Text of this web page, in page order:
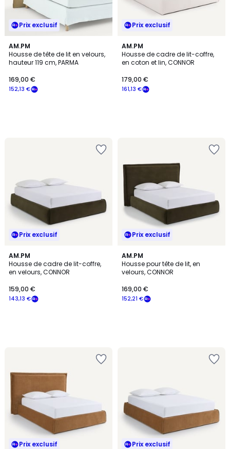
Prix exclusif
AM.PM
Housse de tête de lit en velours,
hauteur 119 cm, PARMA
152,13 €
169,00 €
Prix exclusif
AM.PM
Housse de cadre de lit-coffre,
en coton et lin, CONNOR
161,13 €
179,00 €
Prix exclusif
AM.PM
Housse de cadre de lit-coffre,
en velours, CONNOR
143,13 €
159,00 €
Prix exclusif
AM.PM
Housse pour tête de lit, en
velours, CONNOR
152,21 €
169,00 €
Prix exclusif Prix exclusif